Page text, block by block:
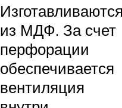
из МДФ. За счет
перфорации
обеспечивается
вентиляция